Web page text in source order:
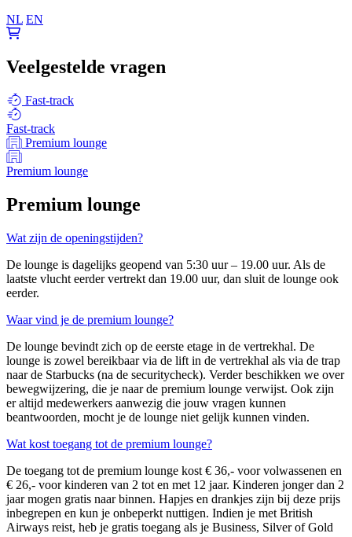
NL EN
Veelgestelde vragen
Fast-track
Fast-track
Premium lounge
Premium lounge
Premium lounge
Wat zijn de openingstijden?
De lounge is dagelijks geopend van 5:30 uur – 19.00 uur. Als de
laatste vlucht eerder vertrekt dan 19.00 uur, dan sluit de lounge ook
eerder.
Waar vind je de premium lounge?
De lounge bevindt zich op de eerste etage in de vertrekhal. De
lounge is zowel bereikbaar via de lift in de vertrekhal als via de trap
naar de Starbucks (na de securitycheck). Verder beschikken we over
bewegwijzering, die je naar de premium lounge verwijst. Ook zijn
er altijd medewerkers aanwezig die jouw vragen kunnen
beantwoorden, mocht je de lounge niet gelijk kunnen vinden.
Wat kost toegang tot de premium lounge?
De toegang tot de premium lounge kost € 36,- voor volwassenen en
€ 26,- voor kinderen van 2 tot en met 12 jaar. Kinderen jonger dan 2
jaar mogen gratis naar binnen. Hapjes en drankjes zijn bij deze prijs
inbegrepen en kun je onbeperkt nuttigen. Indien je met British
Airways reist, heb je gratis toegang als je Business, Silver of Gold